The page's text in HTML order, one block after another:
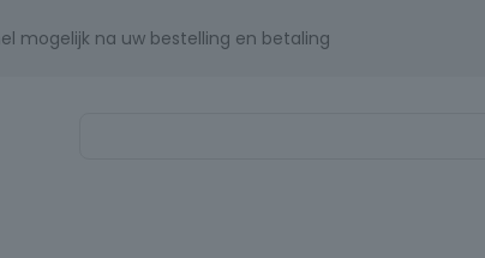
mogelijk na uw bestelling en betaling